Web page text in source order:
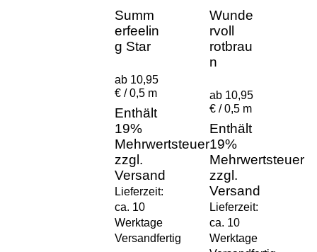
Summ
erfeelin
g Star
ab 10,95
€ / 0,5 m
Enthält
19%
Mehrwertsteuer
zzgl.
Versand
Lieferzeit:
ca. 10
Werktage
Versandfertig
Wunde
rvoll
rotbrau
n
ab 10,95
€ / 0,5 m
Enthält
19%
Mehrwertsteuer
zzgl.
Versand
Lieferzeit:
ca. 10
Werktage